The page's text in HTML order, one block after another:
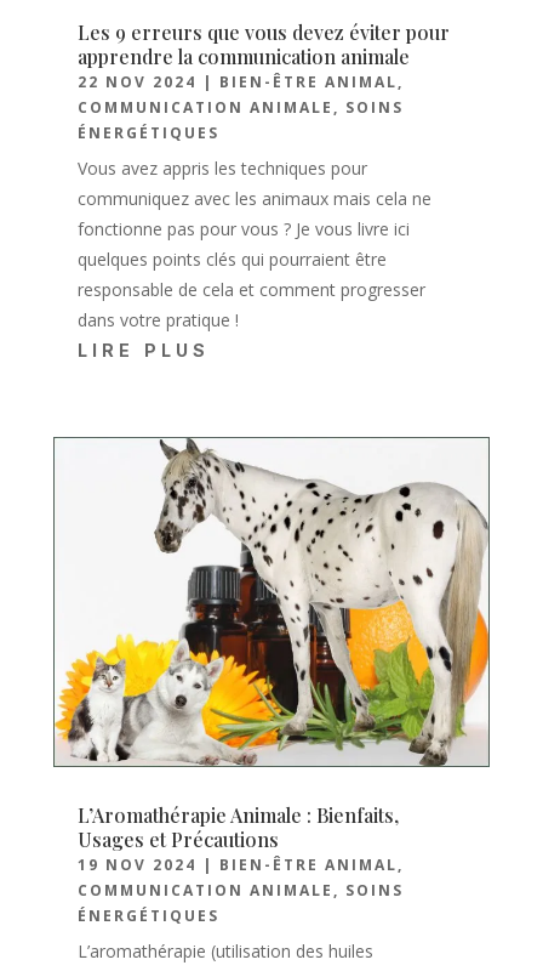
Les 9 erreurs que vous devez éviter pour
apprendre la communication animale
22 NOV 2024 | BIEN-ÊTRE ANIMAL,
COMMUNICATION ANIMALE , SOINS
ÉNERGÉTIQUES
Vous avez appris les techniques pour
communiquez avec les animaux mais cela ne
fonctionne pas pour vous ? Je vous livre ici
quelques points clés qui pourraient être
responsable de cela et comment progresser
dans votre pratique !
LIRE PLUS
L’Aromathérapie Animale : Bienfaits,
Usages et Précautions
19 NOV 2024 | BIEN-ÊTRE ANIMAL,
COMMUNICATION ANIMALE , SOINS
ÉNERGÉTIQUES
L’aromathérapie (utilisation des huiles